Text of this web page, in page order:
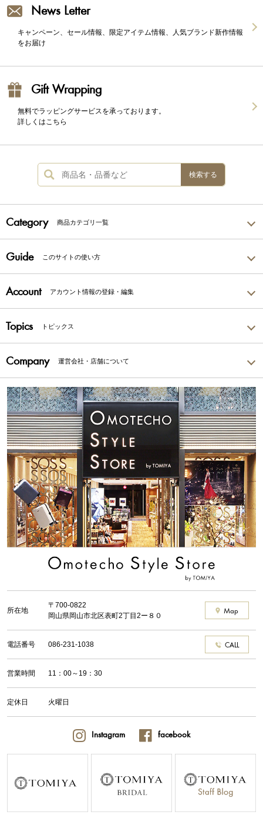
News Letter
キャンペーン、セール情報、限定アイテム情報、人気ブランド新作情報
をお届け
Gift Wrapping
無料でラッピングサービスを承っております。
詳しくはこちら
検索する
Category 商品カテゴリ一覧
Guide このサイトの使い方
Account アカウント情報の登録・編集
Topics トピックス
Company 運営会社・店舗について
所在地
〒700-0822
岡山県岡山市北区表町2丁目2ー８０
Map
電話番号 086-231-1038 CALL
営業時間 11：00～19：30
定休日 火曜日
Instagram facebook